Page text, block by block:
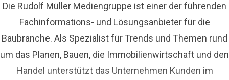
Die Rudolf Müller Mediengruppe ist einer der führenden
Fachinformations- und Lösungsanbieter für die
Baubranche. Als Spezialist für Trends und Themen rund
um das Planen, Bauen, die Immobilienwirtschaft und den
Handel unterstützt das Unternehmen Kunden im